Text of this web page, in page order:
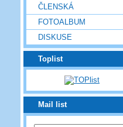
ČLENSKÁ
FOTOALBUM
DISKUSE
Toplist
Mail list